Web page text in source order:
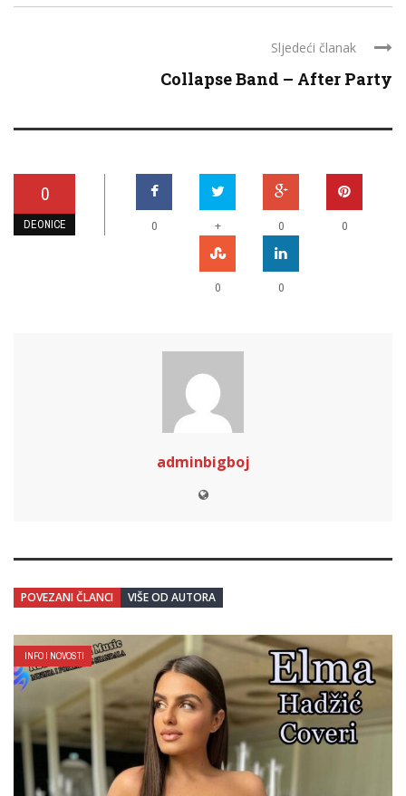
Sljedeći članak
Collapse Band – After Party
0
DEONICE 0 + 0 0
0 0
adminbigboj
POVEZANI ČLANCI VIŠE OD AUTORA
INFO I NOVOSTI